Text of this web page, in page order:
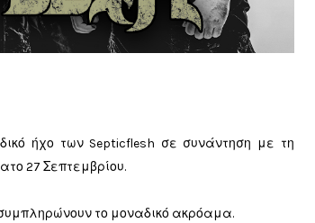
ήχο των Septicflesh σε συνάντηση με τη
27 Σεπτεμβρίου.
το μοναδικό ακρόαμα.